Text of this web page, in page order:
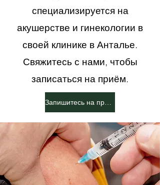
специализируется на
акушерстве и гинекологии в
своей клинике в Анталье.
Свяжитесь с нами, чтобы
записаться на приём.
Запишитесь на прием сейчас